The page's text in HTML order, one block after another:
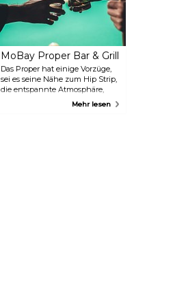
MoBay Proper Bar & Grill
Das Proper hat einige Vorzüge,
sei es seine Nähe zum Hip Strip,
die entspannte Atmosphäre,
den Billardtisch und, ja wirklich,
Mehr lesen